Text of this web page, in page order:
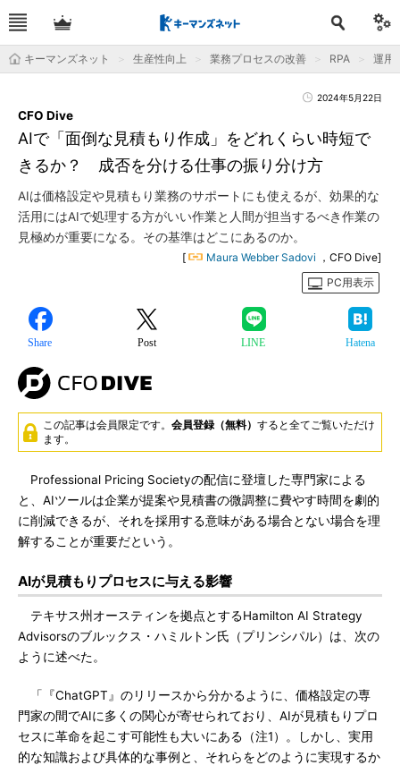
キーマンズネット 生産性向上 業務プロセスの改善 RPA 運用
2024年5月22日
AIで「面倒な見積もり作成」をどれくらい時短で
きるか？ 成否を分ける仕事の振り分け方
CFO Dive
AIは価格設定や見積もり業務のサポートにも使えるが、効果的な
活用にはAIで処理する方がいい作業と人間が担当するべき作業の
見極めが重要になる。その基準はどこにあるのか。
[ Maura Webber Sadovi ，CFO Dive]
PC用表示
Share Post LINE Hatena
この記事は会員限定です。 会員登録（無料） すると全てご覧いただけ
ます。
Professional Pricing Societyの配信に登壇した専門家による
と、AIツールは企業が提案や見積書の微調整に費やす時間を劇的
に削減できるが、それを採用する意味がある場合とない場合を理
解することが重要だという。
AIが見積もりプロセスに与える影響
テキサス州オースティンを拠点とするHamilton AI Strategy
Advisorsのブルックス・ハミルトン氏（プリンシパル）は、次の
ように述べた。
「『ChatGPT』のリリースから分かるように、価格設定の専
門家の間でAIに多くの関心が寄せられており、AIが見積もりプロ
セスに革命を起こす可能性も大いにある（注1）。しかし、実用
的な知識および具体的な事例と、それらをどのように実現するか